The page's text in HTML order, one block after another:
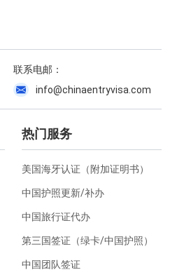
联系电邮：
info@chinaentryvisa.com
热门服务
美国海牙认证（附加证明书）
中国护照更新/补办
中国旅行证代办
第三国签证（绿卡/中国护照）
中国团队签证